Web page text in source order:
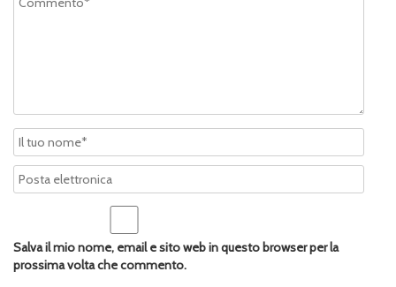
Salva il mio nome, email e sito web in questo browser per la
prossima volta che commento.